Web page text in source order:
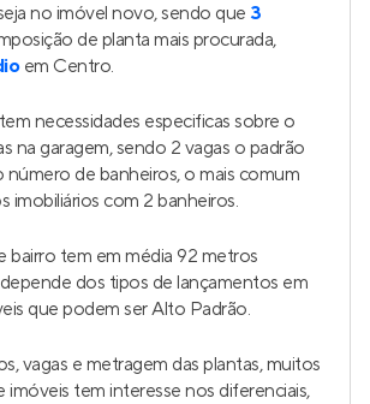
no imóvel novo, sendo que 3
de planta mais procurada,
em Centro.
necessidades especificas sobre o
na garagem, sendo 2 vagas o padrão
número de banheiros, o mais comum
imobiliários com 2 banheiros.
bairro tem em média 92 metros
dos tipos de lançamentos em
que podem ser Alto Padrão.
vagas e metragem das plantas, muitos
imóveis tem interesse nos diferenciais,